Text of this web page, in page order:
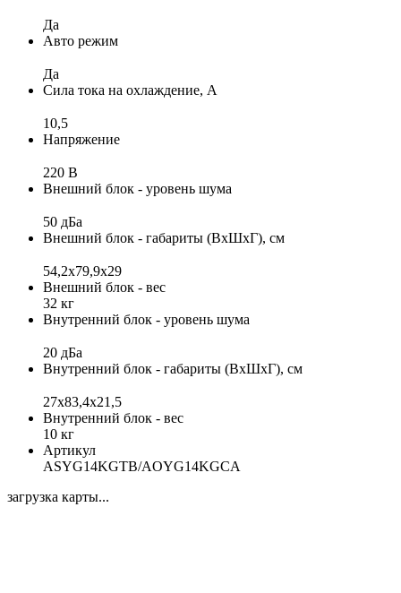
Да
Авто режим
Да
Сила тока на охлаждение, А
10,5
Напряжение
220 В
Внешний блок - уровень шума
50 дБа
Внешний блок - габариты (ВхШхГ), см
54,2х79,9х29
Внешний блок - вес
32 кг
Внутренний блок - уровень шума
20 дБа
Внутренний блок - габариты (ВхШхГ), см
27x83,4x21,5
Внутренний блок - вес
10 кг
Артикул
ASYG14KGTB/AOYG14KGCA
загрузка карты...